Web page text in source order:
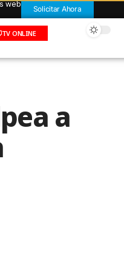
web Solicitar Ahora
TV ONLINE
a